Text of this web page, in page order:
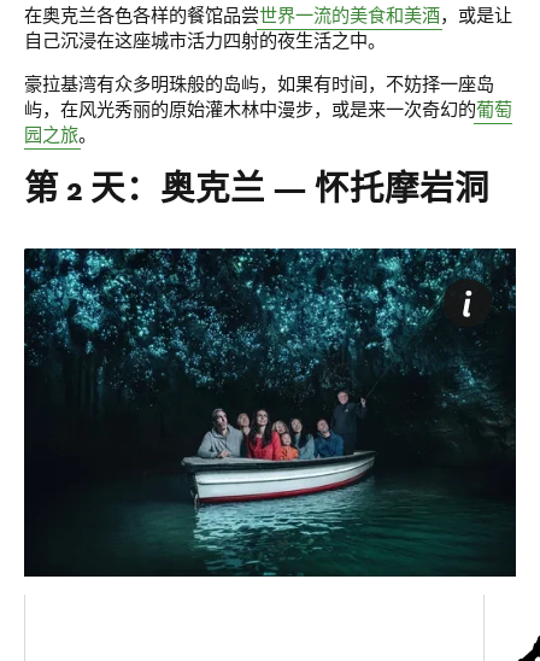
在奥克兰各色各样的餐馆品尝世界一流的美食和美酒，或是让
自己沉浸在这座城市活力四射的夜生活之中。
豪拉基湾有众多明珠般的岛屿，如果有时间，不妨择一座岛
屿，在风光秀丽的原始灌木林中漫步，或是来一次奇幻的葡萄
园之旅。
第 2 天：奥克兰 — 怀托摩岩洞